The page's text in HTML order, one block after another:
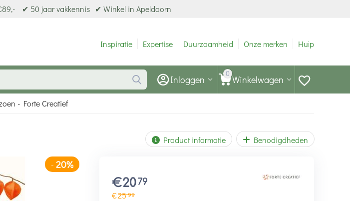
✔ 50 jaar vakkennis ✔ Winkel in Apeldoorn
Inspiratie Expertise Duurzaamheid Onze merken Hulp
0 Winkelwagen
Inloggen
- Forte Creatief
Product informatie Benodigdheden
€2079
€2599